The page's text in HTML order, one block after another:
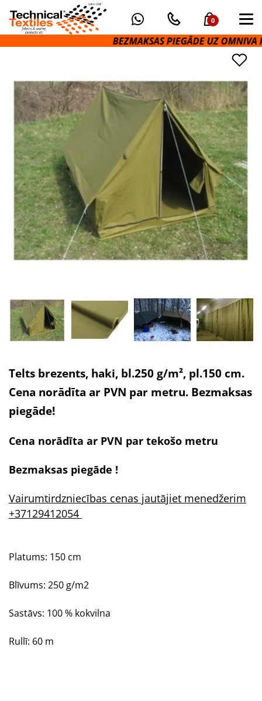
0
BEZMAKSAS PIEGĀDE UZ OMNIVA
Telts brezents, haki, bl.250 g/m², pl.150 cm.
Cena norādīta ar PVN par metru. Bezmaksas
piegāde!
Cena norādīta ar PVN par tekošo metru
Bezmaksas piegāde !
Vairumtirdzniecības cenas jautājiet menedžerim
+37129412054
Platums: 150 cm
Blīvums: 250 g/m2
Sastāvs: 100 % kokvilna
Rullī: 60 m